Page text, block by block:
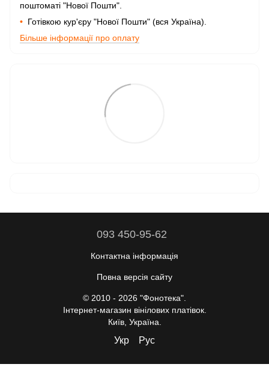
поштоматі "Нової Пошти".
• Готівкою кур'єру "Нової Пошти" (вся Україна).
Більше інформації про оплату
093 450-95-62
Контактна інформація
Повна версія сайту
© 2010 - 2026 "Фонотека".
Інтернет-магазин вінілових платівок.
Київ, Україна.
Укр Рус